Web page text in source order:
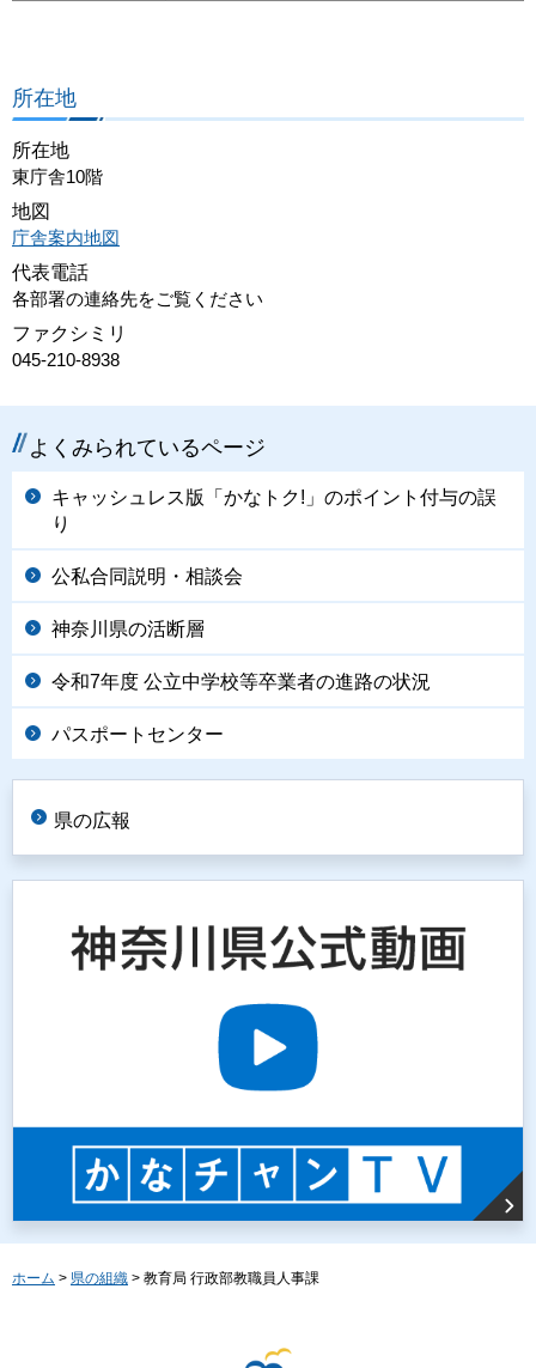
所在地
所在地
東庁舎10階
地図
庁舎案内地図
代表電話
各部署の連絡先をご覧ください
ファクシミリ
045-210-8938
よくみられているページ
キャッシュレス版「かなトク!」のポイント付与の誤
り
公私合同説明・相談会
神奈川県の活断層
令和7年度 公立中学校等卒業者の進路の状況
パスポートセンター
県の広報
ホーム > 県の組織 > 教育局 行政部教職員人事課